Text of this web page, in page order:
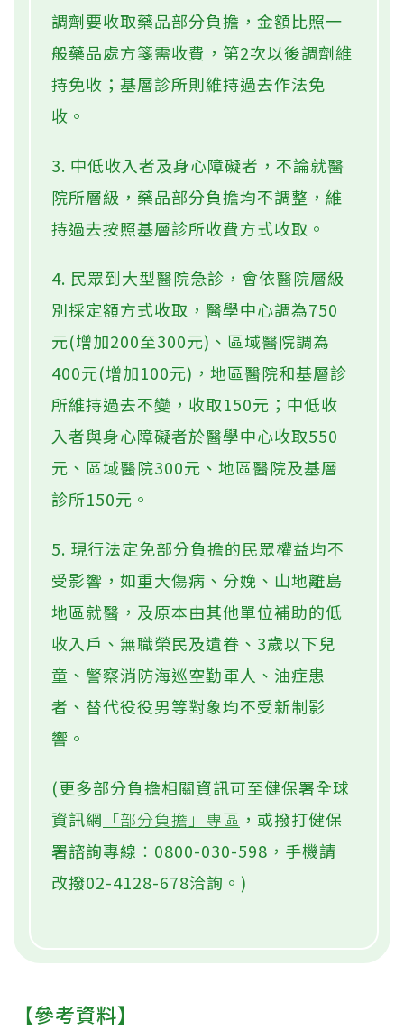
調劑要收取藥品部分負擔，金額比照一
般藥品處方箋需收費，第2次以後調劑維
持免收；基層診所則維持過去作法免
收。
3. 中低收入者及身心障礙者，不論就醫
院所層級，藥品部分負擔均不調整，維
持過去按照基層診所收費方式收取。
4. 民眾到大型醫院急診，會依醫院層級
別採定額方式收取，醫學中心調為750
元(增加200至300元)、區域醫院調為
400元(增加100元)，地區醫院和基層診
所維持過去不變，收取150元；中低收
入者與身心障礙者於醫學中心收取550
元、區域醫院300元、地區醫院及基層
診所150元。
5. 現行法定免部分負擔的民眾權益均不
受影響，如重大傷病、分娩、山地離島
地區就醫，及原本由其他單位補助的低
收入戶、無職榮民及遺眷、3歲以下兒
童、警察消防海巡空勤軍人、油症患
者、替代役役男等對象均不受新制影
響。
(更多部分負擔相關資訊可至健保署全球
資訊網 「部分負擔」專區 ，或撥打健保
署諮詢專線︰0800-030-598，手機請
改撥02-4128-678洽詢。)
【參考資料】